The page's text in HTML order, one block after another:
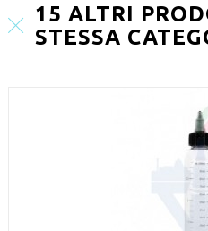
15 ALTRI
STESSA